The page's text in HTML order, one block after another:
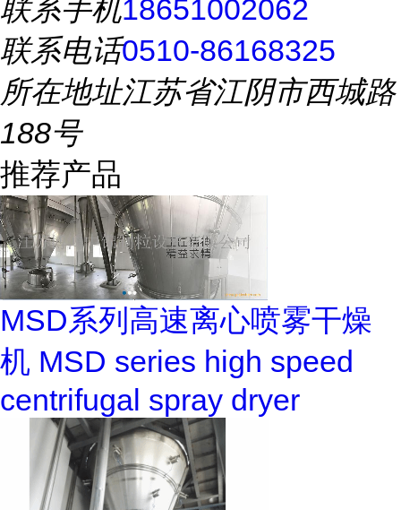
联系手机18651002062
联系电话0510-86168325
所在地址江苏省江阴市西城路
188号
推荐产品
MSD系列高速离心喷雾干燥
机 MSD series high speed
centrifugal spray dryer